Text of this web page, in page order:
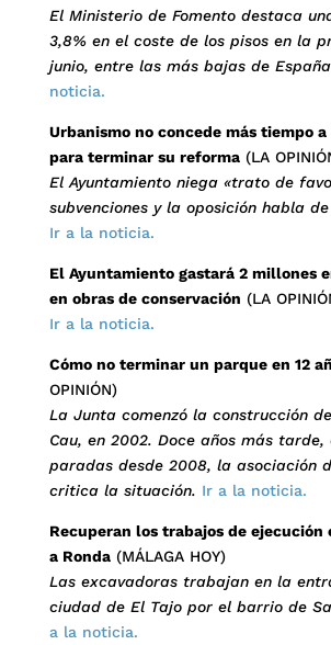
El Ministerio de Fomento destaca
3,8% en el coste de los pisos en la
junio, entre las más bajas de España
noticia.
Urbanismo no concede más tiempo
para terminar su reforma(LA
El Ayuntamiento niega «trato de
subvenciones y la oposición habla
Ir a la noticia.
El Ayuntamiento gastará 2 millones
en obras de conservación (LA
Ir a la noticia.
Cómo no terminar un parque en 12
OPINIÓN)
La Junta comenzó la construcción
Cau, en 2002. Doce años más
paradas desde 2008, la asociación
critica la situación. Ir a la noticia.
Recuperan los trabajos de ejecución
a Ronda(MÁLAGA HOY)
Las excavadoras trabajan en la
ciudad de El Tajo por el barrio de
a la noticia.